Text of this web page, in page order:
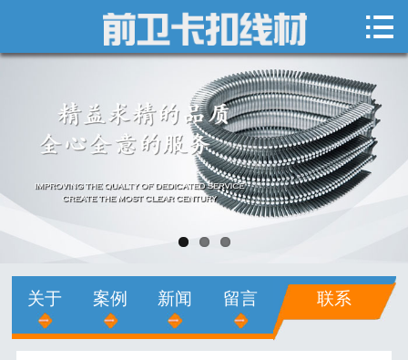
 网站首页
关于我们
新闻中心
产品展示
销售网络
在线留言
联系我们

关于 案例 新闻 留言 联系